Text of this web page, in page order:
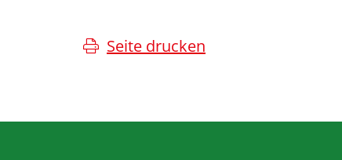
Seite drucken